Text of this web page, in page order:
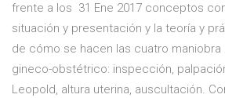
frente a los 31 Ene 2017 conceptos
situación y presentación y la teoría y
de cómo se hacen las cuatro maniobra
gineco-obstétrico: inspección,
Leopold, altura uterina, auscultación.